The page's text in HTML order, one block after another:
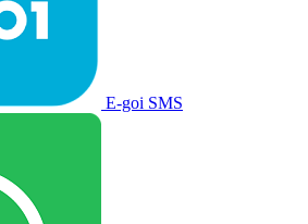
E-goi SMS